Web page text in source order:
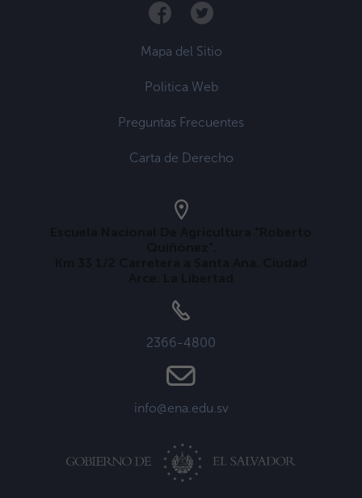
Mapa del Sitio
Politica Web
Preguntas Frecuentes
Carta de Derecho
2366-4800
info@ena.edu.sv